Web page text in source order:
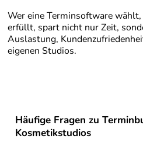
Wer eine Terminsoftware
erfüllt, spart nicht nur Zeit,
Auslastung,
eigenen Studios.
Häufige Fragen zu
Kosmetikstudios